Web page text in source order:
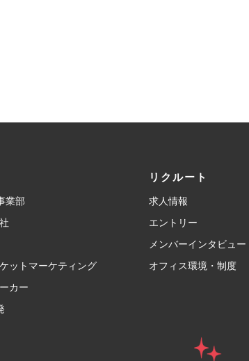
業部
ットマーケティング
カー
リクルート
求人情報
エントリー
メンバーインタビュー
オフィス環境・制度